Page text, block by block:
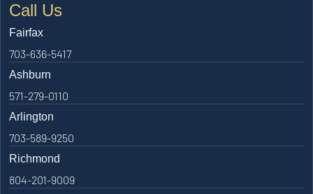
Call Us
Fairfax
703-636-5417
Ashburn
571-279-0110
Arlington
703-589-9250
Richmond
804-201-9009